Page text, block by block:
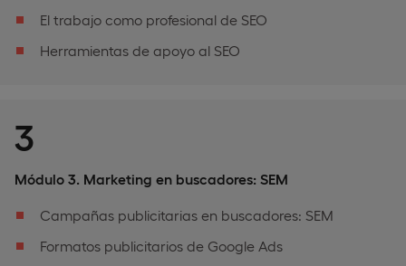
El trabajo como profesional de SEO
Herramientas de apoyo al SEO
3
Módulo 3. Marketing en buscadores: SEM
Campañas publicitarias en buscadores: SEM
Formatos publicitarios de Google Ads